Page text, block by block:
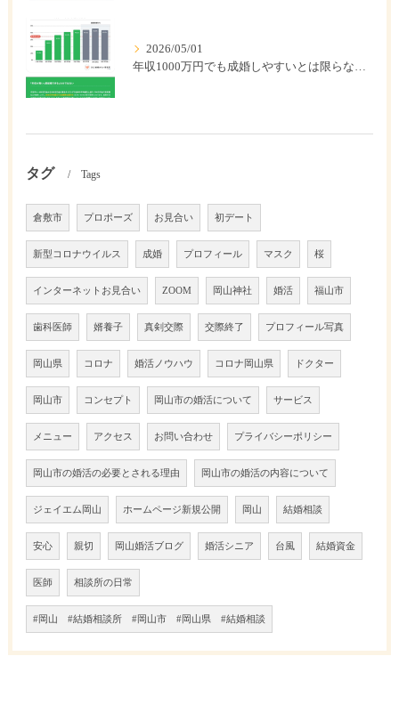
2026/05/01
年収1000万円でも成婚しやすいとは限らない? 「年収帯別の成婚率」のリアル
タグ Tags
倉敷市 プロポーズ お見合い 初デート
新型コロナウイルス 成婚 プロフィール マスク 桜
インターネットお見合い ZOOM 岡山神社 婚活 福山市
歯科医師 婿養子 真剣交際 交際終了 プロフィール写真
岡山県 コロナ 婚活ノウハウ コロナ岡山県 ドクター
岡山市 コンセプト 岡山市の婚活について サービス
メニュー アクセス お問い合わせ プライバシーポリシー
岡山市の婚活の必要とされる理由 岡山市の婚活の内容について
ジェイエム岡山 ホームページ新規公開 岡山 結婚相談
安心 親切 岡山婚活ブログ 婚活シニア 台風 結婚資金
医師 相談所の日常
#岡山 #結婚相談所 #岡山市 #岡山県 #結婚相談